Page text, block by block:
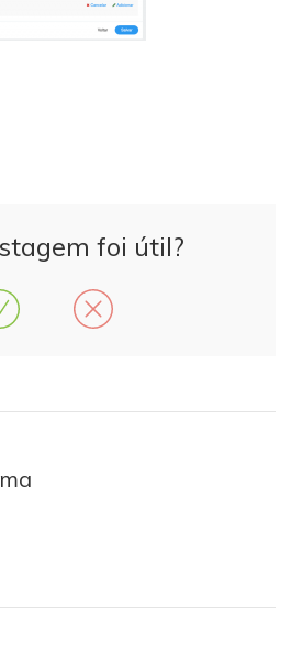
foi útil?